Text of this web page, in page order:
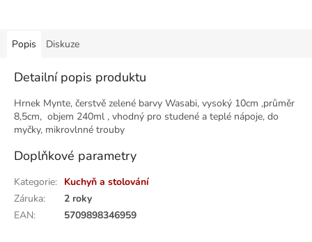
Popis Diskuze
Detailní popis produktu
Hrnek Mynte, čerstvě zelené barvy Wasabi, vysoký 10cm ,průměr
8,5cm, objem 240ml , vhodný pro studené a teplé nápoje, do
myčky, mikrovlnné trouby
Doplňkové parametry
Kategorie: Kuchyň a stolování
Záruka:
2 roky
EAN: 5709898346959